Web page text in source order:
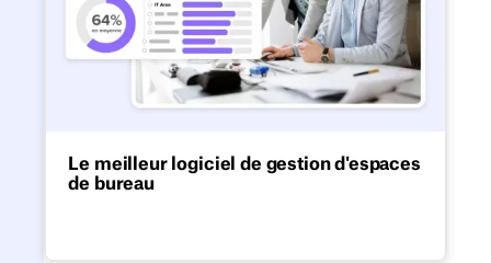
Le meilleur logiciel de gestion d'espaces
de bureau